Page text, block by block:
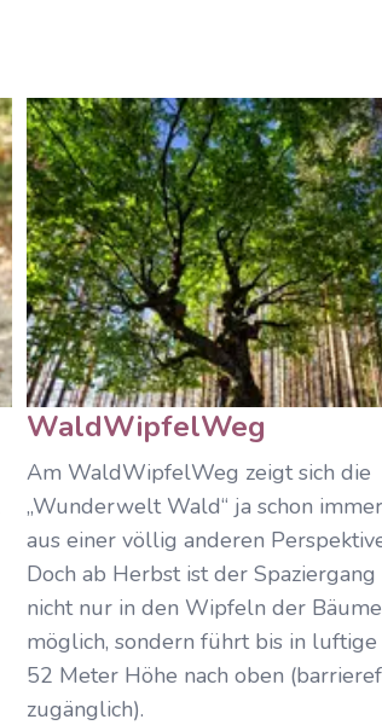
WaldWipfelWeg
Am WaldWipfelWeg zeigt sich die
„Wunderwelt Wald“ ja schon immer
aus einer völlig anderen
Doch ab Herbst ist der Spaziergang
nicht nur in den Wipfeln der Bäume
möglich, sondern führt bis in luftige
52 Meter Höhe nach oben
zugänglich).